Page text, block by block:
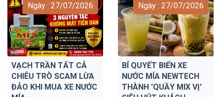
VẠCH TRẦN TẤT CẢ
CHIÊU TRÒ SCAM LỪA
ĐẢO KHI MUA XE NƯỚC
Ngày : 27/07/2026
BÍ QUYẾT BIẾN XE
NƯỚC MÍA NEWTECH
THÀNH 'QUẦY MIX VỊ'
Ngày : 27/07/2026